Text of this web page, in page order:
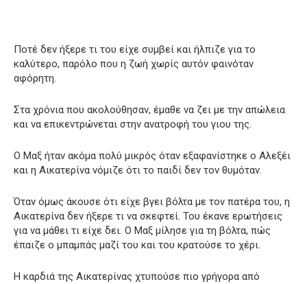
Ποτέ δεν ήξερε τι του είχε συμβεί και ήλπιζε για το
καλύτερο, παρόλο που η ζωή χωρίς αυτόν φαινόταν
αφόρητη.
Στα χρόνια που ακολούθησαν, έμαθε να ζει με την απώλεια
και να επικεντρώνεται στην ανατροφή του γιου της.
Ο Μαξ ήταν ακόμα πολύ μικρός όταν εξαφανίστηκε ο Αλεξέι
και η Αικατερίνα νόμιζε ότι το παιδί δεν τον θυμόταν.
Όταν όμως άκουσε ότι είχε βγει βόλτα με τον πατέρα του, η
Αικατερίνα δεν ήξερε τι να σκεφτεί. Του έκανε ερωτήσεις
για να μάθει τι είχε δει. Ο Μαξ μίλησε για τη βόλτα, πώς
έπαιζε ο μπαμπάς μαζί του και του κρατούσε το χέρι.
Η καρδιά της Αικατερίνας χτυπούσε πιο γρήγορα από